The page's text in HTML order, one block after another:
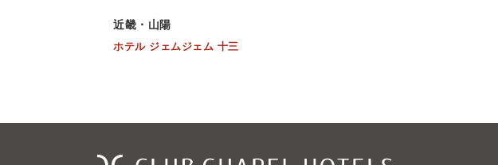
近畿・山陽
ホテル ジェムジェム 十三